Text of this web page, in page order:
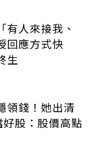
有人來接我、
回應方式快
生
領錢！她出清
股：股價高點